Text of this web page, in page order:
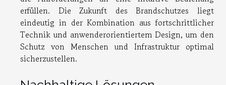
erfüllen. Die Zukunft des Brandschutzes liegt
eindeutig in der Kombination aus fortschrittlicher
Technik und anwenderorientiertem Design, um den
Schutz von Menschen und Infrastruktur optimal
sicherzustellen.